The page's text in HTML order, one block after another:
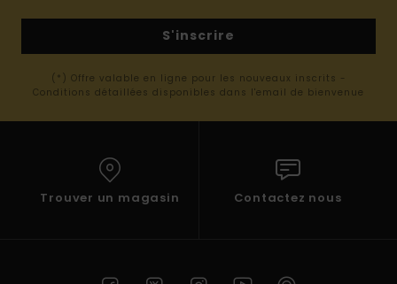
S'inscrire
(*) Offre valable en ligne pour les nouveaux inscrits -
Conditions détaillées disponibles dans l'email de bienvenue
Trouver un magasin Contactez nous